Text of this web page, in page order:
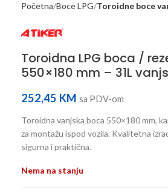
Početna Boce LPG Toroidne boce
Toroidna LPG boca /
550×180 mm – 31L
252,45 KM sa PDV-om
Toroidna vanjska boca 550×180 mm,
za montažu ispod vozila. Kvalitetna
sigurna i praktična.
Nema na stanju